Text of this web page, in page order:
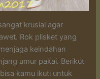
krusial agar
Rok plisket yang
keindahan
umur pakai. Berikut
kamu ikuti untuk